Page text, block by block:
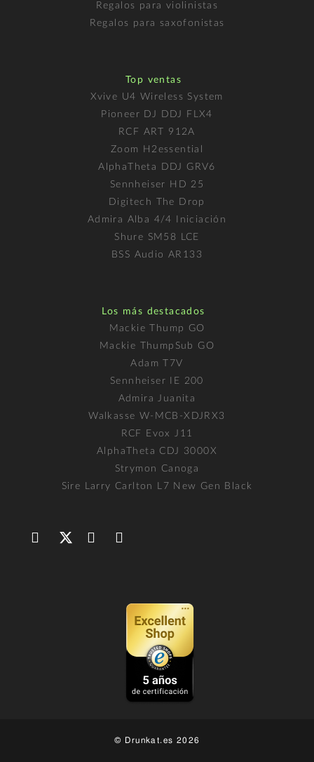
Regalos para violinistas
Regalos para saxofonistas
Top ventas
Xvive U4 Wireless System
Pioneer DJ DDJ FLX4
RCF ART 912A
Zoom H2essential
AlphaTheta DDJ GRV6
Sennheiser HD 25
Digitech The Drop
Admira Alba 4/4 Iniciación
Shure SM58 LCE
BSS Audio AR133
Los más destacados
Mackie Thump GO
Mackie ThumpSub GO
Adam T7V
Sennheiser IE 200
Admira Juanita
Walkasse W-MCB-XDJRX3
RCF Evox J11
AlphaTheta CDJ 3000X
Strymon Canoga
Sire Larry Carlton L7 New Gen Black
© Drunkat.es 2026